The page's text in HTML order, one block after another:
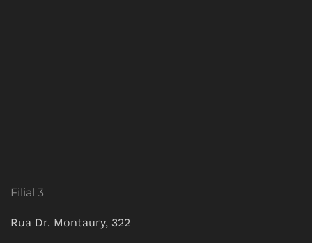
Filial 3
Rua Dr. Montaury, 322